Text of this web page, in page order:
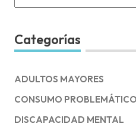
for:
Categorías
ADULTOS MAYORES
CONSUMO PROBLEMÁTICO
DISCAPACIDAD MENTAL